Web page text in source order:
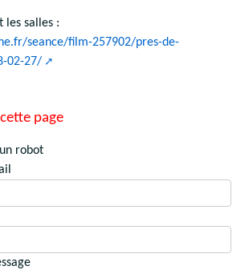
les salles :
seance/film-257902/pres-de-
02-27/
page
robot